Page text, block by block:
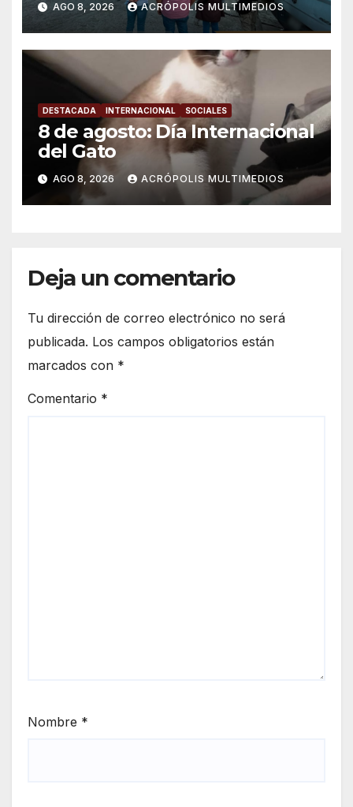
AGO 8, 2026 ACRÓPOLIS MULTIMEDIOS
DESTACADA INTERNACIONAL SOCIALES
8 de agosto: Día Internacional
del Gato
AGO 8, 2026 ACRÓPOLIS MULTIMEDIOS
Deja un comentario
Tu dirección de correo electrónico no será
publicada. Los campos obligatorios están
marcados con *
Comentario *
Nombre *